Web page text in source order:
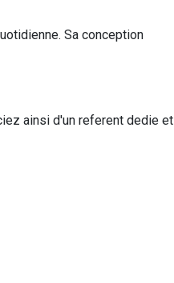
Sa conception
ainsi d'un referent dedie et